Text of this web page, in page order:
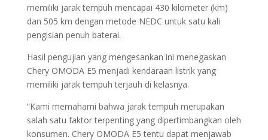
memiliki jarak tempuh mencapai 430 kilometer (km)
dan 505 km dengan metode NEDC untuk satu kali
pengisian penuh baterai.
Hasil pengujian yang mengesankan ini menegaskan
Chery OMODA E5 menjadi kendaraan listrik yang
memiliki jarak tempuh terjauh di kelasnya.
“Kami memahami bahwa jarak tempuh merupakan
salah satu faktor terpenting yang dipertimbangkan oleh
konsumen. Chery OMODA E5 tentu dapat menjawab